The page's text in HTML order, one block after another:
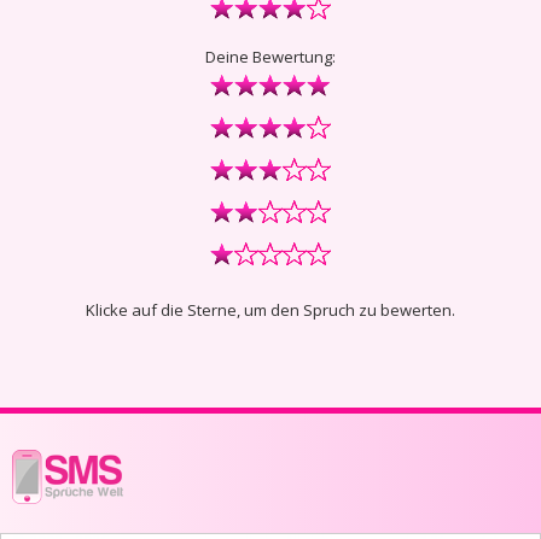
Deine Bewertung:
Klicke auf die Sterne, um den Spruch zu bewerten.